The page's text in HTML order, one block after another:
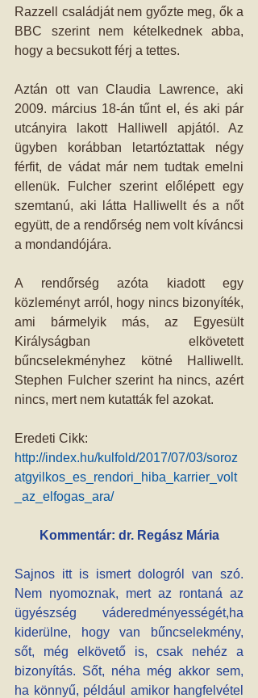
Razzell családját nem győzte meg, ők a
BBC szerint nem kételkednek abba,
hogy a becsukott férj a tettes.
Aztán ott van Claudia Lawrence, aki
2009. március 18-án tűnt el, és aki pár
utcányira lakott Halliwell apjától. Az
ügyben korábban letartóztattak négy
férfit, de vádat már nem tudtak emelni
ellenük. Fulcher szerint előlépett egy
szemtanú, aki látta Halliwellt és a nőt
együtt, de a rendőrség nem volt kíváncsi
a mondandójára.
A rendőrség azóta kiadott egy
közleményt arról, hogy nincs bizonyíték,
ami bármelyik más, az Egyesült
Királyságban elkövetett
bűncselekményhez kötné Halliwellt.
Stephen Fulcher szerint ha nincs, azért
nincs, mert nem kutatták fel azokat.
Eredeti Cikk:
http://index.hu/kulfold/2017/07/03/soroz
atgyilkos_es_rendori_hiba_karrier_volt
_az_elfogas_ara/
Kommentár: dr. Regász Mária
Sajnos itt is ismert dologról van szó.
Nem nyomoznak, mert az rontaná az
ügyészség váderedményességét,ha
kiderülne, hogy van bűncselekmény,
sőt, még elkövető is, csak nehéz a
bizonyítás. Sőt, néha még akkor sem,
ha könnyű, például amikor hangfelvétel